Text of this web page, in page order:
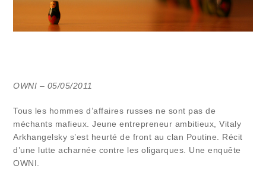
OWNI – 05/05/2011
Tous les hommes d’affaires russes ne sont pas de
méchants mafieux. Jeune entrepreneur ambitieux, Vitaly
Arkhangelsky s’est heurté de front au clan Poutine. Récit
d’une lutte acharnée contre les oligarques. Une enquête
OWNI.